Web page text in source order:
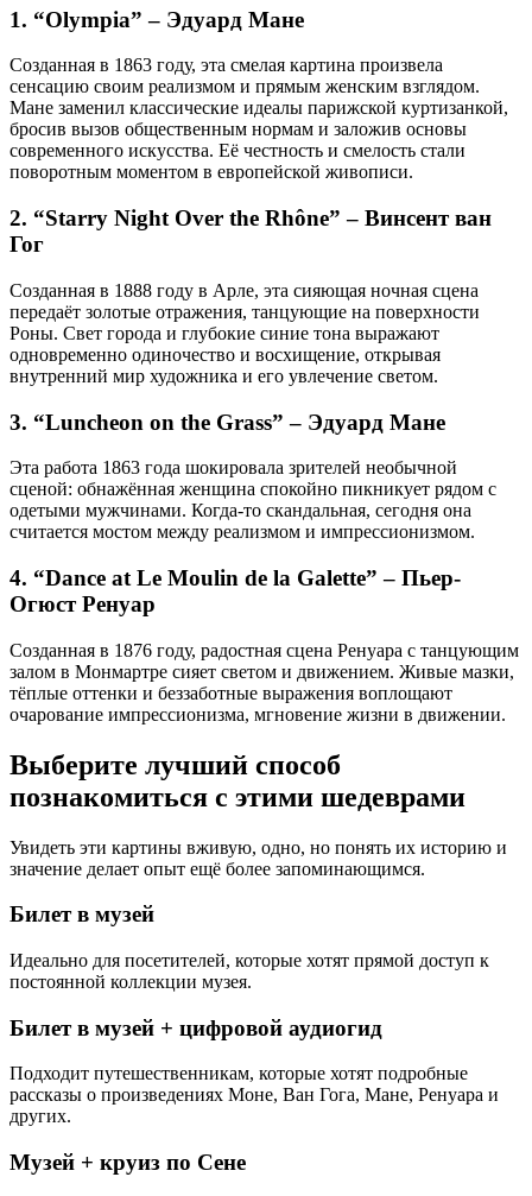
1. “Olympia” – Эдуард Мане
Созданная в 1863 году, эта смелая картина произвела
сенсацию своим реализмом и прямым женским взглядом.
Мане заменил классические идеалы парижской куртизанкой,
бросив вызов общественным нормам и заложив основы
современного искусства. Её честность и смелость стали
поворотным моментом в европейской живописи.
2. “Starry Night Over the Rhône” – Винсент ван
Гог
Созданная в 1888 году в Арле, эта сияющая ночная сцена
передаёт золотые отражения, танцующие на поверхности
Роны. Свет города и глубокие синие тона выражают
одновременно одиночество и восхищение, открывая
внутренний мир художника и его увлечение светом.
3. “Luncheon on the Grass” – Эдуард Мане
Эта работа 1863 года шокировала зрителей необычной
сценой: обнажённая женщина спокойно пикникует рядом с
одетыми мужчинами. Когда-то скандальная, сегодня она
считается мостом между реализмом и импрессионизмом.
4. “Dance at Le Moulin de la Galette” – Пьер-
Огюст Ренуар
Созданная в 1876 году, радостная сцена Ренуара с танцующим
залом в Монмартре сияет светом и движением. Живые мазки,
тёплые оттенки и беззаботные выражения воплощают
очарование импрессионизма, мгновение жизни в движении.
Выберите лучший способ
познакомиться с этими шедеврами
Увидеть эти картины вживую, одно, но понять их историю и
значение делает опыт ещё более запоминающимся.
Билет в музей
Идеально для посетителей, которые хотят прямой доступ к
постоянной коллекции музея.
Билет в музей + цифровой аудиогид
Подходит путешественникам, которые хотят подробные
рассказы о произведениях Моне, Ван Гога, Мане, Ренуара и
других.
Музей + круиз по Сене